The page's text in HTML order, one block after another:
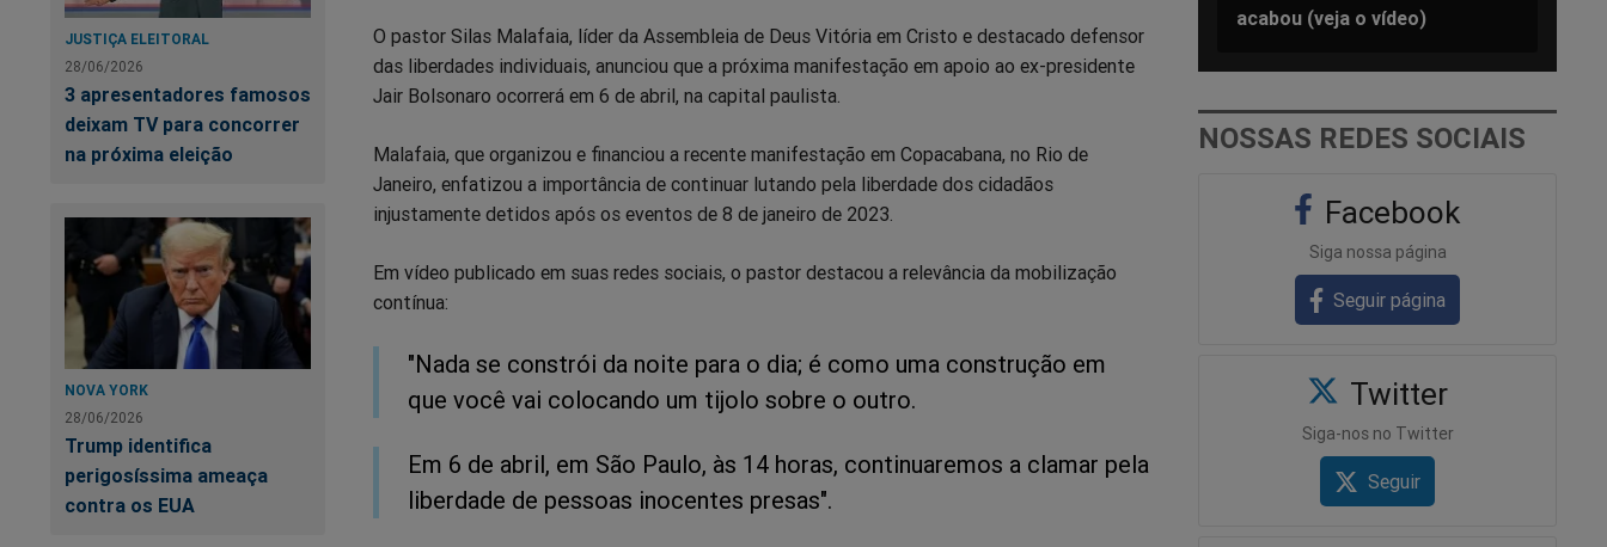
JUSTIÇA ELEITORAL
28/06/2026
3 apresentadores famosos
deixam TV para concorrer
na próxima eleição
NOVA YORK
28/06/2026
Trump identifica
perigosíssima ameaça
contra os EUA
no
Facebook
no
Whatsapp
no
Twitter
no
Messenger
no
Telegram
no
Gettr
O pastor Silas Malafaia, líder da Assembleia de Deus Vitória em Cristo e destacado defensor
das liberdades individuais, anunciou que a próxima manifestação em apoio ao ex-presidente
Jair Bolsonaro ocorrerá em 6 de abril, na capital paulista.
Malafaia, que organizou e financiou a recente manifestação em Copacabana, no Rio de
Janeiro, enfatizou a importância de continuar lutando pela liberdade dos cidadãos
injustamente detidos após os eventos de 8 de janeiro de 2023.
Em vídeo publicado em suas redes sociais, o pastor destacou a relevância da mobilização
contínua:
"Nada se constrói da noite para o dia; é como uma construção em
que você vai colocando um tijolo sobre o outro.
Em 6 de abril, em São Paulo, às 14 horas, continuaremos a clamar pela
liberdade de pessoas inocentes presas".
acabou (veja o vídeo)
NOSSAS REDES SOCIAIS
Facebook
Siga nossa página
Seguir página
Twitter
Siga-nos no Twitter
Seguir